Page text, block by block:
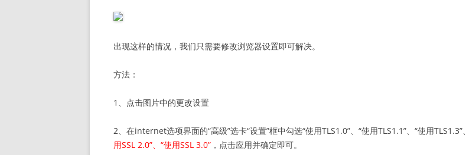
出现这样的情况，我们只需要修改浏览器设置即可解决。
方法：
1、点击图片中的更改设置
2、在internet选项界面的“高级”选卡“设置”框中勾选“使用TLS1.0”、“使用TLS1.1”、“使用TLS1.3”、
用SSL 2.0”、“使用SSL 3.0” ，点击应用并确定即可。